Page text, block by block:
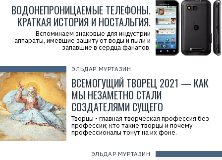
ВОДОНЕПРОНИЦАЕМЫЕ ТЕЛЕФОНЫ.
КРАТКАЯ ИСТОРИЯ И НОСТАЛЬГИЯ.
Вспоминаем знаковые для индустрии
аппараты, имевшие защиту от воды и пыли и
запавшие в сердца фанатов.
ЭЛЬДАР МУРТАЗИН
ВСЕМОГУЩИЙ ТВОРЕЦ 2021 — КАК
МЫ НЕЗАМЕТНО СТАЛИ
СОЗДАТЕЛЯМИ СУЩЕГО
Творцы - главная творческая профессия без
профессии; кто такие творцы и почему
профессионалы тонут на их фоне.
ЭЛЬДАР МУРТАЗИН